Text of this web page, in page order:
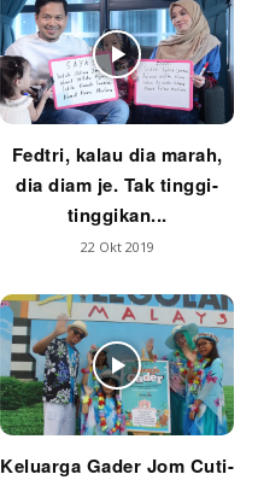
Fedtri, kalau dia marah,
dia diam je. Tak tinggi-
tinggikan...
22 Okt 2019
Keluarga Gader Jom Cuti-